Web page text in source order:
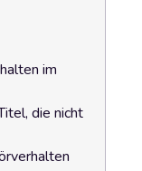
im
die nicht